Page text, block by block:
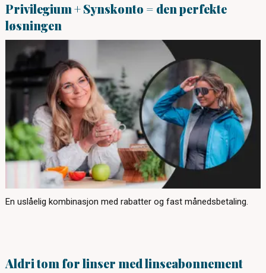
Privilegium + Synskonto = den perfekte
løsningen
En uslåelig kombinasjon med rabatter og fast månedsbetaling.
Aldri tom for linser med linseabonnement